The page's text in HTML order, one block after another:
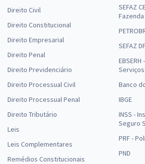
Direito Civil
Direito Constitucional
Direito Empresarial
Direito Penal
Direito Previdenciário
Direito Processual Civil
Direito Processual Penal
Direito Tributário
Leis
Leis Complementares
Remédios Constitucionais
SEFAZ
SEFAZ DF
Banco
IBGE
INSS -
Seguro
PRF -
PND